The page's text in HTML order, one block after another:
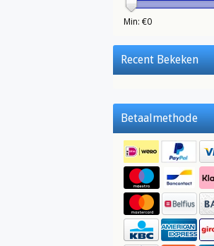
Min: €0
Recent Bekeken
Betaalmethode